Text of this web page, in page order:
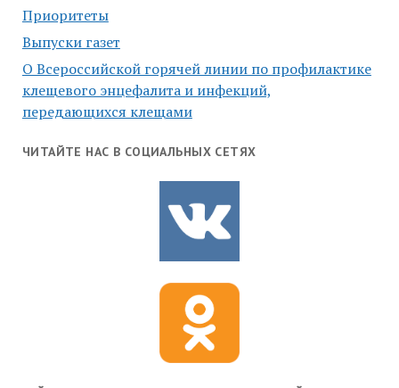
Приоритеты
Выпуски газет
О Всероссийской горячей линии по профилактике
клещевого энцефалита и инфекций,
передающихся клещами
ЧИТАЙТЕ НАС В СОЦИАЛЬНЫХ СЕТЯХ